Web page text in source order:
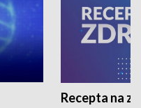
Recepta na